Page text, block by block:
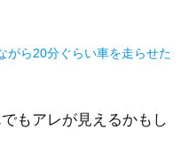
がら20分ぐらい車を走らせた
もアレが見えるかもし